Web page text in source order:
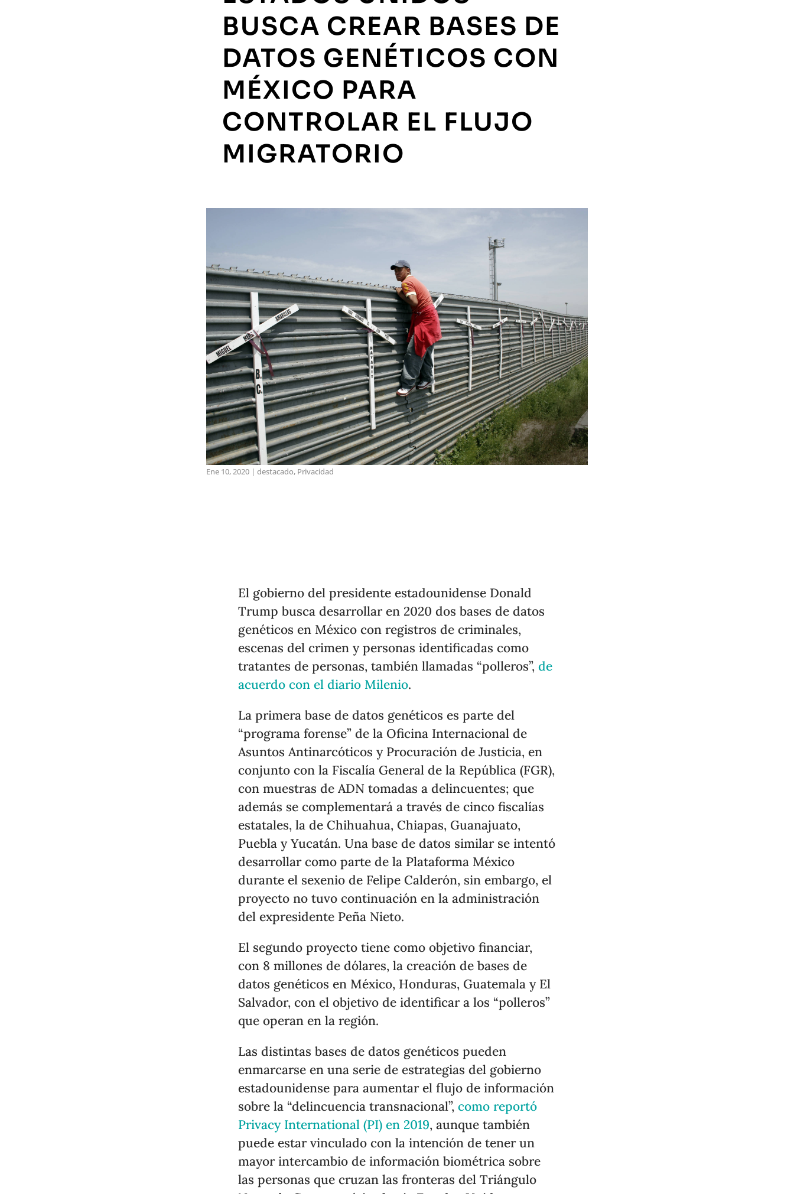
BUSCA CREAR BASES DE
DATOS GENÉTICOS CON
MÉXICO PARA
CONTROLAR EL FLUJO
MIGRATORIO
Ene 10, 2020 |destacado, Privacidad
El gobierno del presidente estadounidense Donald
Trump busca desarrollar en 2020 dos bases de datos
genéticos en México con registros de criminales,
escenas del crimen y personas identificadas como
tratantes de personas, también llamadas “polleros”,de
acuerdo con el diario Milenio.
La primera base de datos genéticos es parte del
“programa forense” de la Oficina Internacional de
Asuntos Antinarcóticos y Procuración de Justicia, en
conjunto con la Fiscalía General de la República (FGR),
con muestras de ADN tomadas a delincuentes; que
además se complementará a través de cinco fiscalías
estatales, la de Chihuahua, Chiapas, Guanajuato,
Puebla y Yucatán. Una base de datos similar se intentó
desarrollar como parte de la Plataforma México
durante el sexenio de Felipe Calderón, sin embargo, el
proyecto no tuvo continuación en la administración
del expresidente Peña Nieto.
El segundo proyecto tiene como objetivo financiar,
con 8 millones de dólares, la creación de bases de
datos genéticos en México, Honduras, Guatemala y El
Salvador, con el objetivo de identificar a los “polleros”
que operan en la región.
Las distintas bases de datos genéticos pueden
enmarcarse en una serie de estrategias del gobierno
estadounidense para aumentar el flujo de información
sobre la “delincuencia transnacional”,como reportó
Privacy International (PI) en 2019, aunque también
puede estar vinculado con la intención de tener un
mayor intercambio de información biométrica sobre
las personas que cruzan las fronteras del Triángulo